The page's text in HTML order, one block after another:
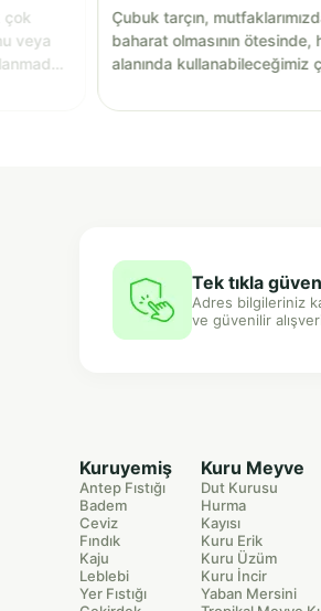
çok
veya
Çubuk tarçın,
baharat olmasının ötesinde,
alanında kullanabileceğimiz
Tek tıkla
Adres bilgileriniz
ve güvenilir
Kuruyemiş
Antep Fıstığı
Badem
Ceviz
Fındık
Kaju
Leblebi
Yer Fıstığı
Kuru Meyve
Dut Kurusu
Hurma
Kayısı
Kuru Erik
Kuru Üzüm
Kuru İncir
Yaban Mersini